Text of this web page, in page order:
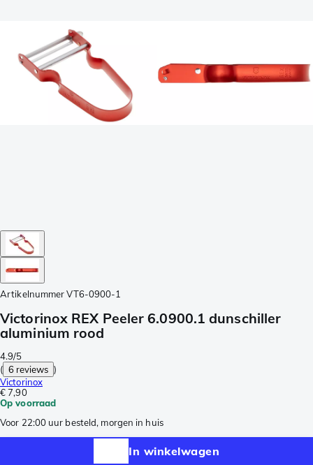
Artikelnummer VT6-0900-1
Victorinox REX Peeler 6.0900.1 dunschiller
aluminium rood
4.9/5
( 6 reviews )
Victorinox
€ 7,90
Op voorraad
Voor 22:00 uur besteld, morgen in huis
In winkelwagen